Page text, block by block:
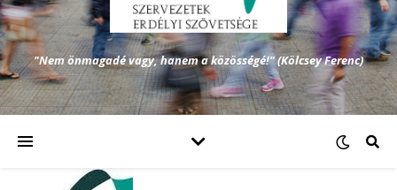
"Nem önmagadé vagy, hanem a közösségé!" (Kölcsey Ferenc)